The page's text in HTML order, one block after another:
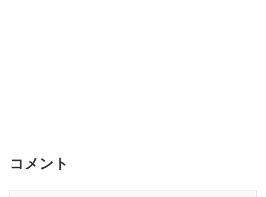
コメント